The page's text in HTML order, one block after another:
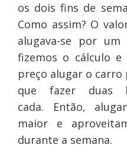
os dois fins de
Como assim? O
alugava-se por um
fizemos o cálculo e
preço alugar o carro
que fazer duas
cada. Então,
maior e
durante a semana.